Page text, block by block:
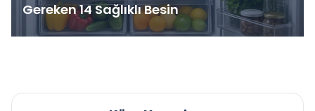
Gereken 14 Sağlıklı Besin